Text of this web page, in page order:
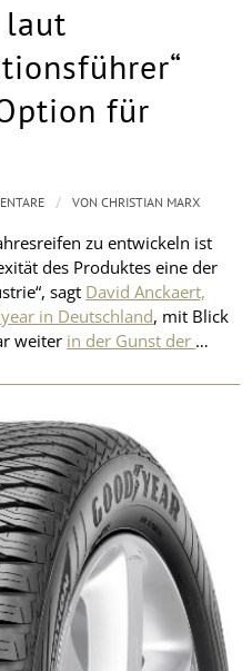
für
zu entwickeln ist
des Produktes eine der
sagt David Anckaert,
in Deutschland, mit Blick
weiter in der Gunst der …
/ VONCHRISTIAN MARX